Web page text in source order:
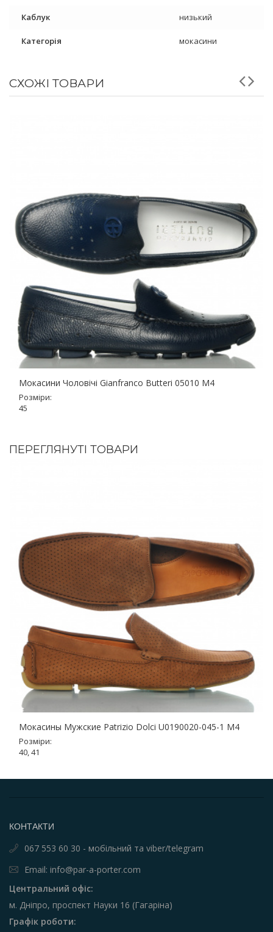
Каблук низький
Категорія мокасини
СХОЖІ ТОВАРИ
Мокасини Чоловічі Gianfranco Butteri 05010 M4
Розміри:
45
ПЕРЕГЛЯНУТІ ТОВАРИ
Мокасины Мужские Patrizio Dolci U0190020-045-1 M4
Розміри:
40, 41
КОНТАКТИ
067 553 60 30 - мобільний та viber/telegram
Email: info@par-a-porter.com
Центральний офіс:
м. Дніпро, проспект Науки 16 (Гагаріна)
Графік роботи: